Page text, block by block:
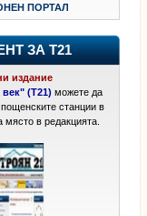
ПОРТАЛ
ЗА Т21
издание
(Т21) можете да
станции в
място в редакцията.